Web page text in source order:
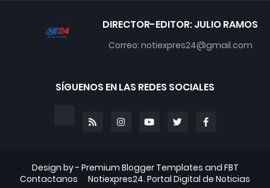
DIRECTOR-EDITOR: JULIO RAMOS
Correo: notiexpres24@gmail.com
SÍGUENOS EN LAS REDES SOCIALES
Design by - Premium Blogger Templates and FBT
Notiexpres24. Portal Digital de Noticias
Contactanos